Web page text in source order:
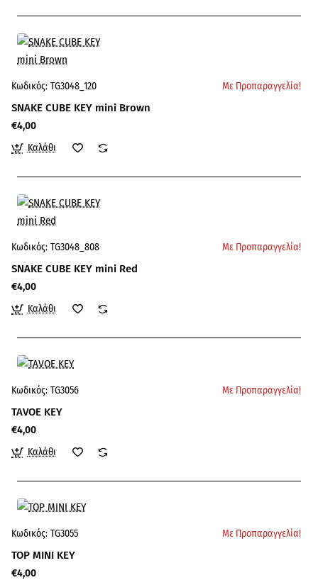
Κωδικός: TG3048_120 Με Προπαραγγελία!
SNAKE CUBE KEY mini Brown
€4,00
Καλάθι
Κωδικός: TG3048_808 Με Προπαραγγελία!
SNAKE CUBE KEY mini Red
€4,00
Καλάθι
Κωδικός: TG3056 Με Προπαραγγελία!
TAVOE KEY
€4,00
Καλάθι
Κωδικός: TG3055 Με Προπαραγγελία!
TOP MINI KEY
€4,00